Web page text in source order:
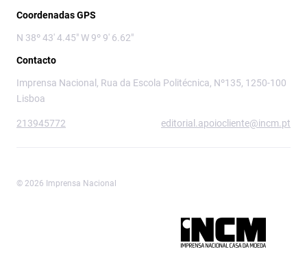
Coordenadas GPS
N 38º 43' 4.45" W 9º 9' 6.62"
Contacto
Imprensa Nacional, Rua da Escola Politécnica, Nº135, 1250-100
Lisboa
213945772 editorial.apoiocliente@incm.pt
© 2026 Imprensa Nacional